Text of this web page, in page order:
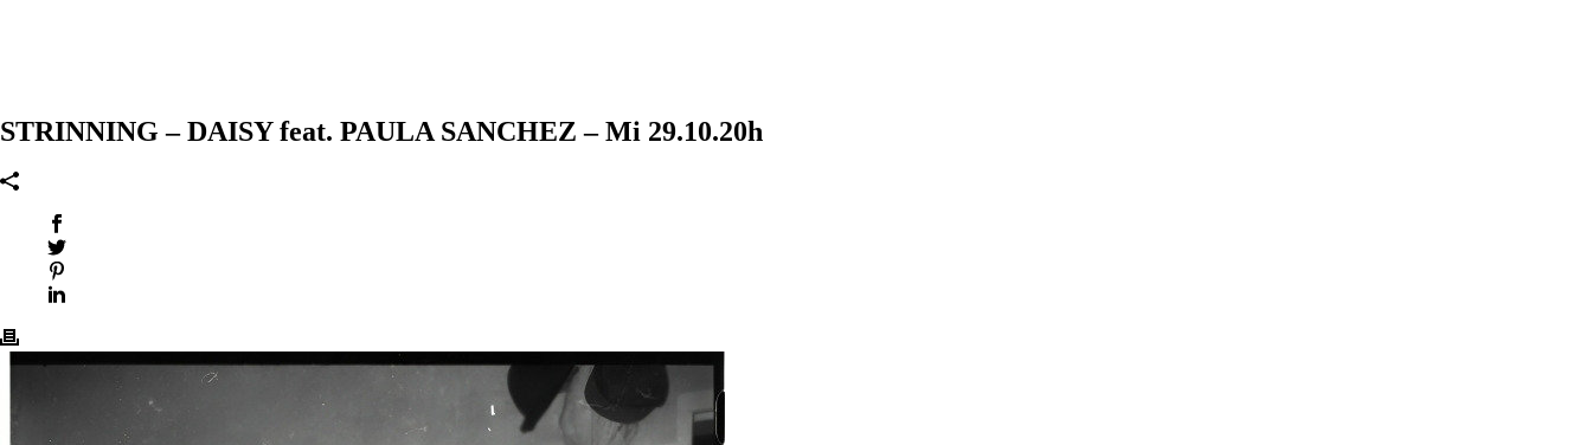
STRINNING – DAISY feat. PAULA SANCHEZ – Mi 29.10.20h